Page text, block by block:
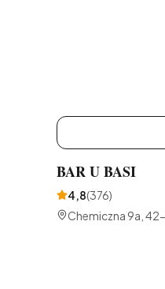
BAR U BASI
4,8(376)
Chemiczna 9a,